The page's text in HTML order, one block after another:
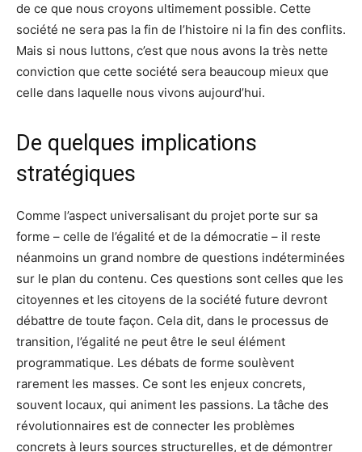
de ce que nous croyons ultimement possible. Cette
société ne sera pas la fin de l’histoire ni la fin des conflits.
Mais si nous luttons, c’est que nous avons la très nette
conviction que cette société sera beaucoup mieux que
celle dans laquelle nous vivons aujourd’hui.
De quelques implications
stratégiques
Comme l’aspect universalisant du projet porte sur sa
forme – celle de l’égalité et de la démocratie – il reste
néanmoins un grand nombre de questions indéterminées
sur le plan du contenu. Ces questions sont celles que les
citoyennes et les citoyens de la société future devront
débattre de toute façon. Cela dit, dans le processus de
transition, l’égalité ne peut être le seul élément
programmatique. Les débats de forme soulèvent
rarement les masses. Ce sont les enjeux concrets,
souvent locaux, qui animent les passions. La tâche des
révolutionnaires est de connecter les problèmes
concrets à leurs sources structurelles, et de démontrer